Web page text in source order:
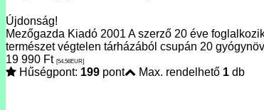
Újdonság!
Mezőgazda Kiadó 2001 A szerző 20 éve
természet végtelen tárházából csupán 20
19 990 Ft [54.56EUR]
Hűségpont: 199 pont Max. rendelhető 1 db